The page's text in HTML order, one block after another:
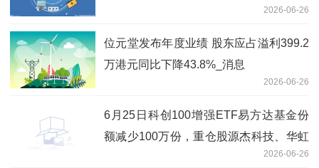
2026-06-26
位元堂发布年度业绩 股东应占溢利399.2
万港元同比下降43.8%_消息
2026-06-26
6月25日科创100增强ETF易方达基金份
额减少100万份，重仓股源杰科技、华虹
2026-06-26